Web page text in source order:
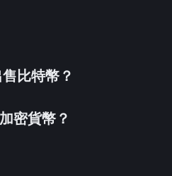
比特幣？
密貨幣？